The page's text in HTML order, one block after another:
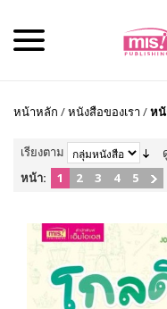
หน้าหลัก /หนังสือของเรา /หนั
เรียงตาม
หน้า:
1 2 3 4 5